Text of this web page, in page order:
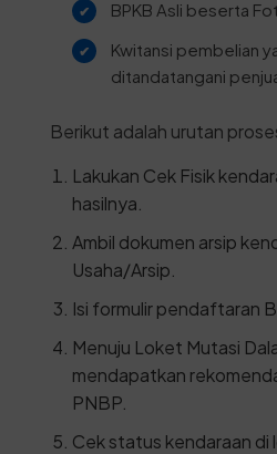
BPKB Asli beserta
Kwitansi pembelian
ditandatangani
Berikut adalah urutan
Lakukan Cek Fisik
hasilnya.
Ambil dokumen arsip
Usaha/Arsip.
Isi formulir pendaftaran
Menuju Loket Mutasi
mendapatkan
PNBP.
Cek status kendaraan di